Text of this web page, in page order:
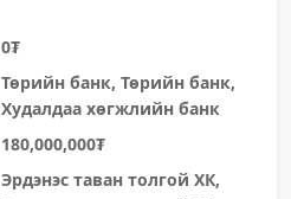
0₮
Төрийн банк, Төрийн банк,
Худалдаа хөгжлийн банк
180,000,000₮
Эрдэнэс таван толгой ХК,